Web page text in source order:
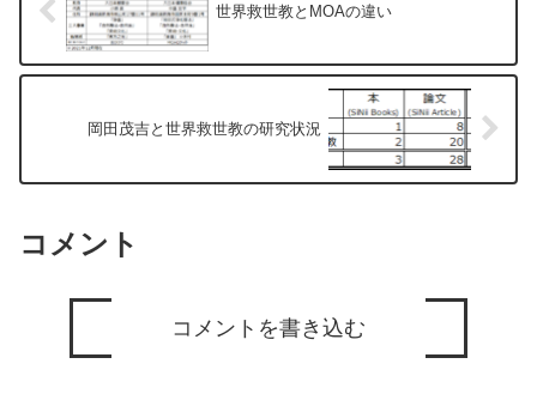
世界救世教とMOAの違い
岡田茂吉と世界救世教の研究状況
コメント
コメントを書き込む